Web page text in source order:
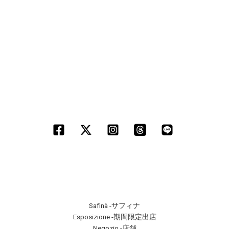
Safinà -サフィナ
Esposizione -期間限定出店